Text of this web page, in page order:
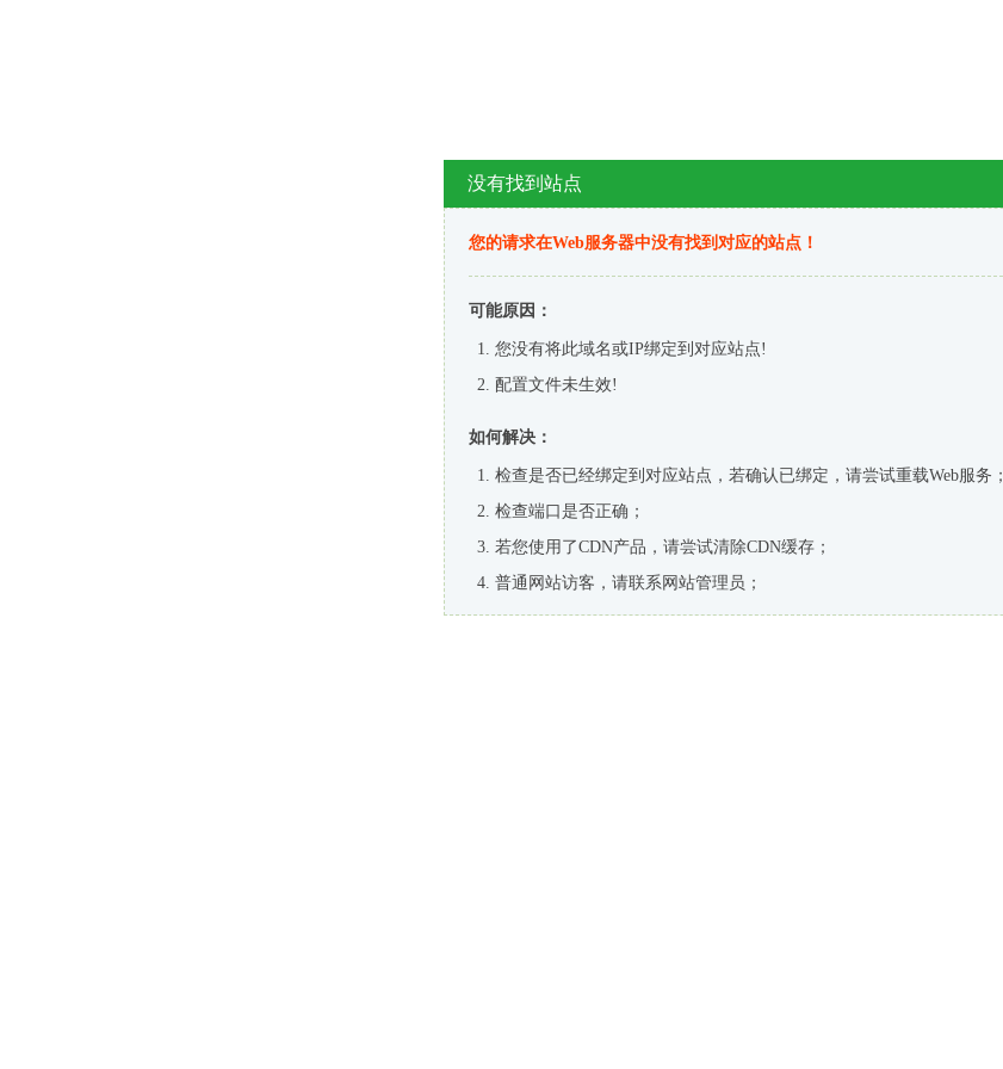
没有找到站点
您的请求在Web服务器中没有找到对应的站点！
可能原因：
您没有将此域名或IP绑定到对应站点!
配置文件未生效!
如何解决：
检查是否已经绑定到对应站点，若确认已绑定，请尝试重载Web服务；
检查端口是否正确；
若您使用了CDN产品，请尝试清除CDN缓存；
普通网站访客，请联系网站管理员；